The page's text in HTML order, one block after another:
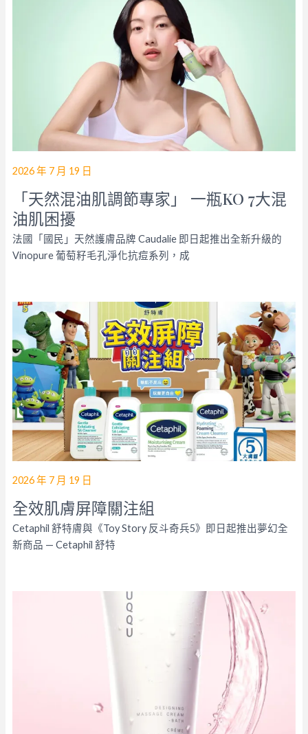
2026 年 7 月 19 日
「天然混油肌調節專家」 一瓶KO 7大混
油肌困擾
法國「國民」天然護膚品牌 Caudalie 即日起推出全新升級的
Vinopure 葡萄籽毛孔淨化抗痘系列，成
2026 年 7 月 19 日
全效肌膚屏障關注組
Cetaphil 舒特膚與《Toy Story 反斗奇兵5》即日起推出夢幻全
新商品 — Cetaphil 舒特